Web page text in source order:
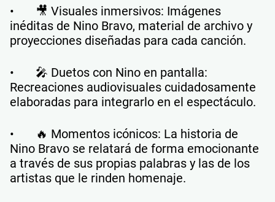
• 🎥 Visuales inmersivos: Imágenes
inéditas de Nino Bravo, material de archivo y
proyecciones diseñadas para cada canción.
• 🎤 Duetos con Nino en pantalla:
Recreaciones audiovisuales cuidadosamente
elaboradas para integrarlo en el espectáculo.
• 🔥 Momentos icónicos: La historia de
Nino Bravo se relatará de forma emocionante
a través de sus propias palabras y las de los
artistas que le rinden homenaje.